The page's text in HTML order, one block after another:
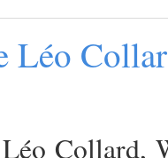
Léo
Collard,